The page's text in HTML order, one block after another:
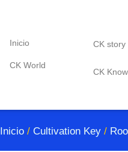
Inicio
CK World
CK story
CK
Inicio / Cultivation Key /